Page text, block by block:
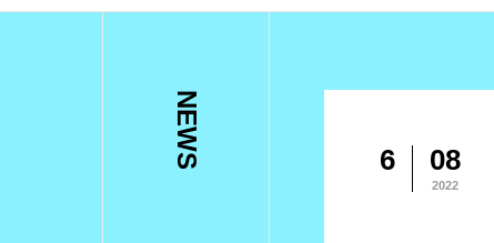
NEWS 6 08
2022